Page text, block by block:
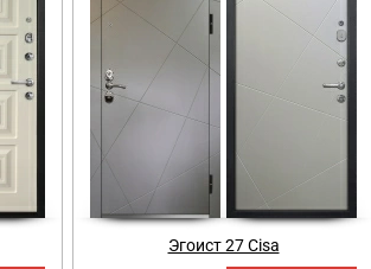
Эгоист 27 Cisa